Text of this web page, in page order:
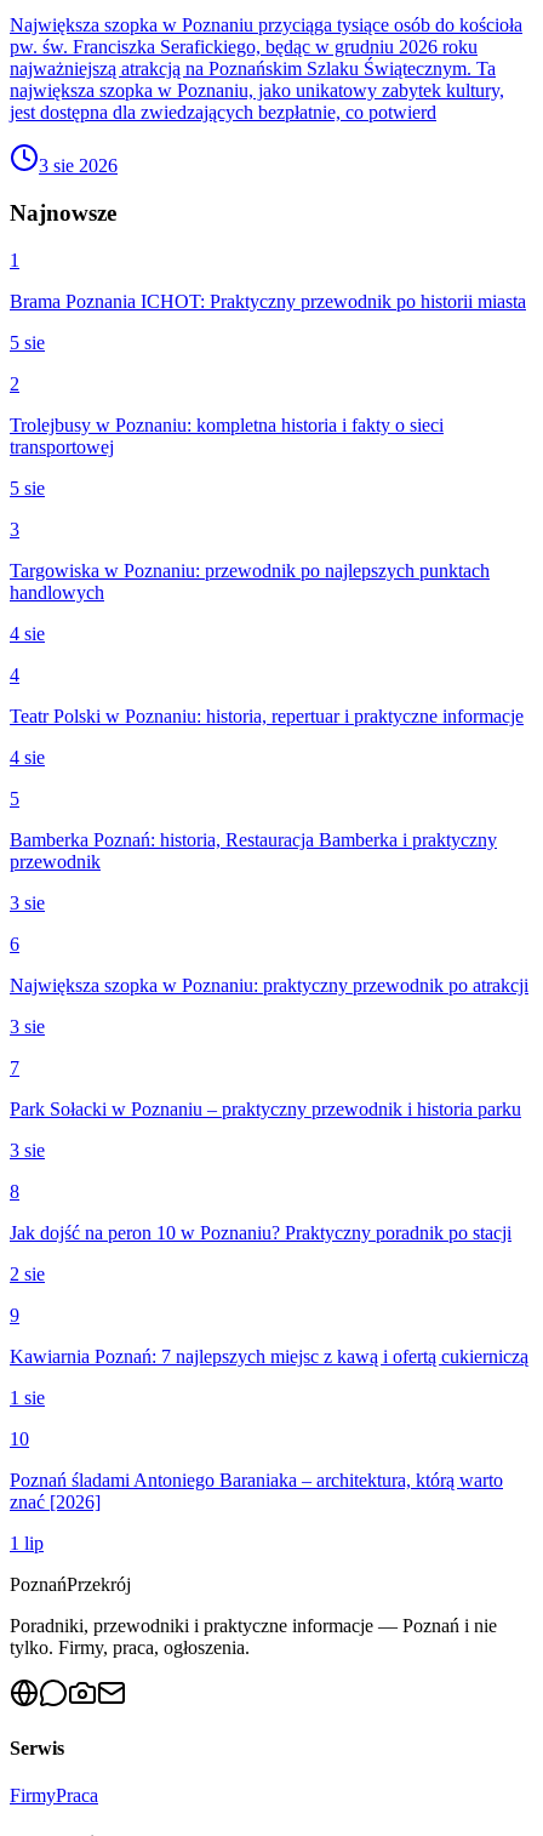
Największa szopka w Poznaniu przyciąga tysiące osób do kościoła
pw. św. Franciszka Serafickiego, będąc w grudniu 2026 roku
najważniejszą atrakcją na Poznańskim Szlaku Świątecznym. Ta
największa szopka w Poznaniu, jako unikatowy zabytek kultury,
jest dostępna dla zwiedzających bezpłatnie, co potwierd
3 sie 2026
Najnowsze
1
Brama Poznania ICHOT: Praktyczny przewodnik po historii miasta
5 sie
2
Trolejbusy w Poznaniu: kompletna historia i fakty o sieci
transportowej
5 sie
3
Targowiska w Poznaniu: przewodnik po najlepszych punktach
handlowych
4 sie
4
Teatr Polski w Poznaniu: historia, repertuar i praktyczne informacje
4 sie
5
Bamberka Poznań: historia, Restauracja Bamberka i praktyczny
przewodnik
3 sie
6
Największa szopka w Poznaniu: praktyczny przewodnik po atrakcji
3 sie
7
Park Sołacki w Poznaniu – praktyczny przewodnik i historia parku
3 sie
8
Jak dojść na peron 10 w Poznaniu? Praktyczny poradnik po stacji
2 sie
9
Kawiarnia Poznań: 7 najlepszych miejsc z kawą i ofertą cukierniczą
1 sie
10
Poznań śladami Antoniego Baraniaka – architektura, którą warto
znać [2026]
1 lip
PoznańPrzekrój
Poradniki, przewodniki i praktyczne informacje — Poznań i nie
tylko. Firmy, praca, ogłoszenia.
Serwis
FirmyPraca